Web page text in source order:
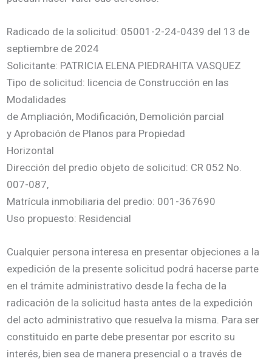
Radicado de la solicitud: 05001-2-24-0439 del 13 de
septiembre de 2024
Solicitante: PATRICIA ELENA PIEDRAHITA VASQUEZ
Tipo de solicitud: licencia de Construcción en las
Modalidades
de Ampliación, Modificación, Demolición parcial
y Aprobación de Planos para Propiedad
Horizontal
Dirección del predio objeto de solicitud: CR 052 No.
007-087,
Matrícula inmobiliaria del predio: 001-367690
Uso propuesto: Residencial
Cualquier persona interesa en presentar objeciones a la
expedición de la presente solicitud podrá hacerse parte
en el trámite administrativo desde la fecha de la
radicación de la solicitud hasta antes de la expedición
del acto administrativo que resuelva la misma. Para ser
constituido en parte debe presentar por escrito su
interés, bien sea de manera presencial o a través de